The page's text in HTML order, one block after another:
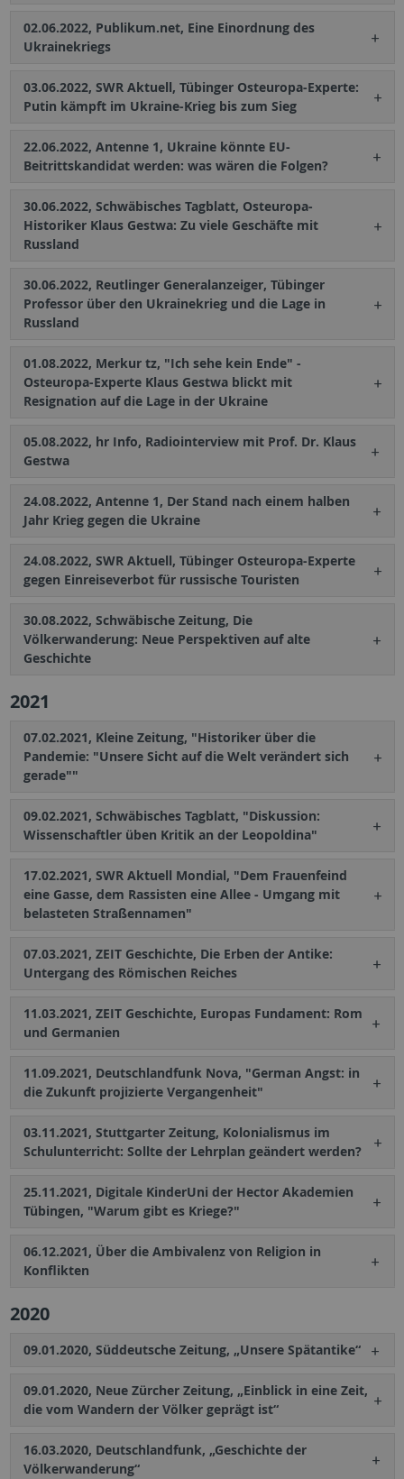
02.06.2022, Publikum.net, Eine Einordnung des
Ukrainekriegs
03.06.2022, SWR Aktuell, Tübinger Osteuropa-Experte:
Putin kämpft im Ukraine-Krieg bis zum Sieg
22.06.2022, Antenne 1, Ukraine könnte EU-
Beitrittskandidat werden: was wären die Folgen?
30.06.2022, Schwäbisches Tagblatt, Osteuropa-
Historiker Klaus Gestwa: Zu viele Geschäfte mit
Russland
30.06.2022, Reutlinger Generalanzeiger, Tübinger
Professor über den Ukrainekrieg und die Lage in
Russland
01.08.2022, Merkur tz, "Ich sehe kein Ende" -
Osteuropa-Experte Klaus Gestwa blickt mit
Resignation auf die Lage in der Ukraine
05.08.2022, hr Info, Radiointerview mit Prof. Dr. Klaus
Gestwa
24.08.2022, Antenne 1, Der Stand nach einem halben
Jahr Krieg gegen die Ukraine
24.08.2022, SWR Aktuell, Tübinger Osteuropa-Experte
gegen Einreiseverbot für russische Touristen
30.08.2022, Schwäbische Zeitung, Die
Völkerwanderung: Neue Perspektiven auf alte
Geschichte
2021
07.02.2021, Kleine Zeitung, "Historiker über die
Pandemie: "Unsere Sicht auf die Welt verändert sich
gerade""
09.02.2021, Schwäbisches Tagblatt, "Diskussion:
Wissenschaftler üben Kritik an der Leopoldina"
17.02.2021, SWR Aktuell Mondial, "Dem Frauenfeind
eine Gasse, dem Rassisten eine Allee - Umgang mit
belasteten Straßennamen"
07.03.2021, ZEIT Geschichte, Die Erben der Antike:
Untergang des Römischen Reiches
11.03.2021, ZEIT Geschichte, Europas Fundament: Rom
und Germanien
11.09.2021, Deutschlandfunk Nova, "German Angst: in
die Zukunft projizierte Vergangenheit"
03.11.2021, Stuttgarter Zeitung, Kolonialismus im
Schulunterricht: Sollte der Lehrplan geändert werden?
25.11.2021, Digitale KinderUni der Hector Akademien
Tübingen, "Warum gibt es Kriege?"
06.12.2021, Über die Ambivalenz von Religion in
Konflikten
2020
09.01.2020, Süddeutsche Zeitung, „Unsere Spätantike“
09.01.2020, Neue Zürcher Zeitung, „Einblick in eine Zeit,
die vom Wandern der Völker geprägt ist“
16.03.2020, Deutschlandfunk, „Geschichte der
Völkerwanderung“